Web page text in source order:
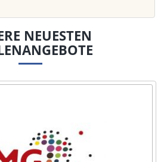
NEUESTEN